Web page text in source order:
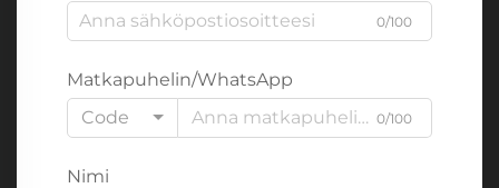
0/100
Matkapuhelin/WhatsApp
Code
0/100
Nimi